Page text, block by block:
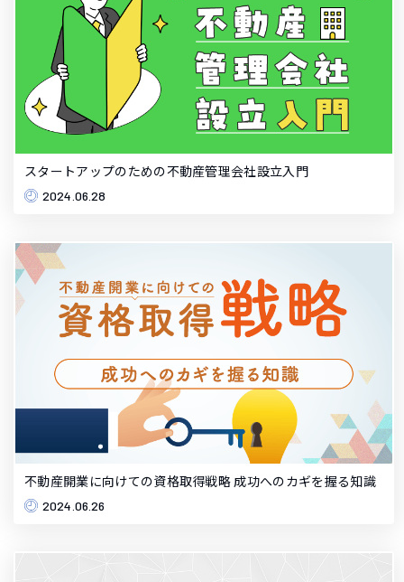
スタートアップのための不動産管理会社設立入門
2024.06.28
不動産開業に向けての資格取得戦略 成功へのカギを握る知識
2024.06.26